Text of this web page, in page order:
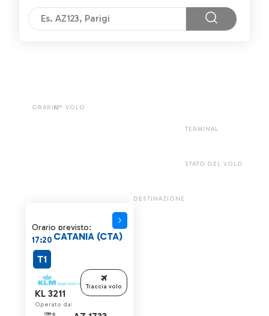
ORARION° VOLO
DESTINAZIONE
TERMINAL
STATO DEL VOLO
Orario previsto:
17:20
KL 3211
Operato da:
CATANIA (CTA)
T1
Traccia volo